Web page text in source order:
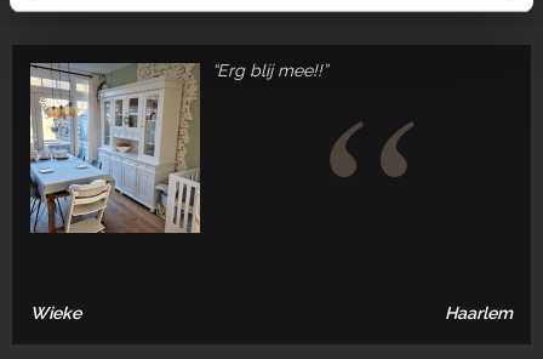
“Erg blij mee!!”
Wieke Haarlem